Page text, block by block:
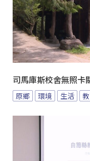
司馬庫斯校舍無照卡
原鄉 環境 生活